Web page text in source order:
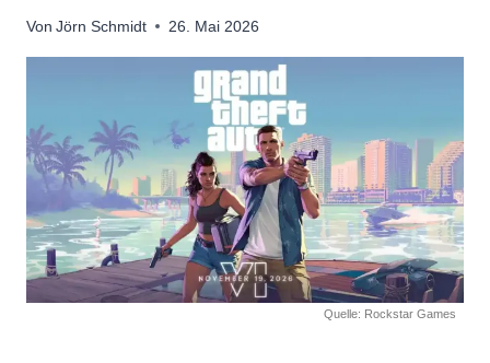
Von Jörn Schmidt 26. Mai 2026
Quelle: Rockstar Games